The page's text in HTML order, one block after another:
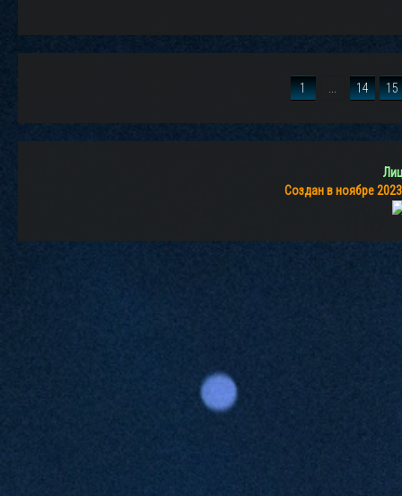
1 14 15
Создан в ноябре